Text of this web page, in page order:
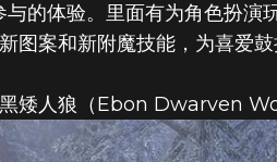
的体验。里面有为角色扮
图案和新附魔技能，为喜爱
矮人狼（Ebon Dwarven